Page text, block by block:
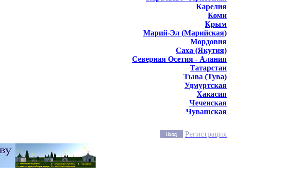
Карелия
Коми
Крым
Марий-Эл (Марийская)
Мордовия
Саха (Якутия)
Северная Осетия - Алания
Татарстан
Тыва (Тува)
Удмуртская
Хакасия
Чеченская
Чувашская
Регистрация